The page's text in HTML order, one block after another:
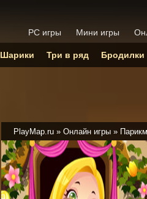
PlayMap.ru » Онлайн игры »
PC игры Мини игры
Шарики Три в ряд Бродилки